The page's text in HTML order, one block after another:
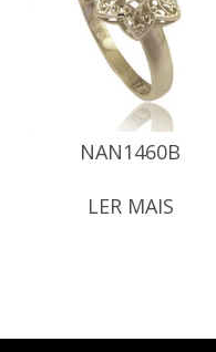
NAN1460B
LER MAIS